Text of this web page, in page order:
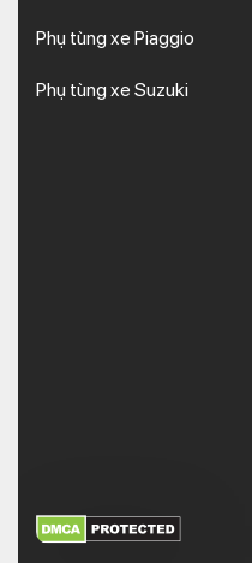
Phụ tùng xe Piaggio
Phụ tùng xe Suzuki
XEM THÊM